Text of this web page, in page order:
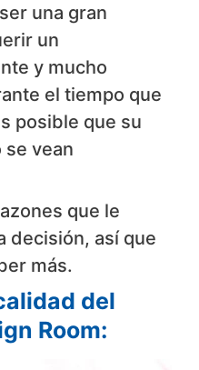
una gran
un
y mucho
el tiempo que
posible que su
se vean
que le
decisión, así que
más.
del
Room: